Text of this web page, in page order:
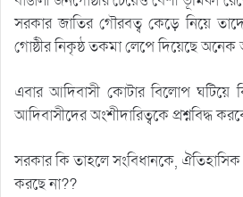
সরকার জাতির গৌরবত্ব কেড়ে নিয়ে
গোষ্ঠীর নিকৃষ্ঠ তকমা লেপে দিয়েছে
এবার আদিবাসী কোটার বিলোপ ঘটিয়ে
আদিবাসীদের অংশীদারিত্বকে প্রশ্নবিদ্ধ
সরকার কি তাহলে সংবিধানকে, ঐতিহাসিক
করছে না??